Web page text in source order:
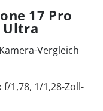
17 Pro
Ultra
Vergleich
f/1,78, 1/1,28-Zoll-